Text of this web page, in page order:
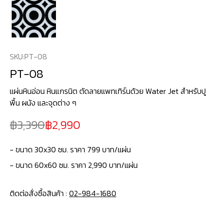
SKU:PT-08
PT-08
แผ่นหินอ่อน หินแกรนิต ตัดลายแพทเทิร์นด้วย Water Jet สำหรับปู
พื้น ผนัง และจุดต่าง ๆ
3,390 2,990
- ขนาด 30x30 ซม. ราคา 799 บาท/แผ่น
- ขนาด 60x60 ซม. ราคา 2,990 บาท/แผ่น
ติดต่อสั่งซื้อสินค้า : 02-984-1680